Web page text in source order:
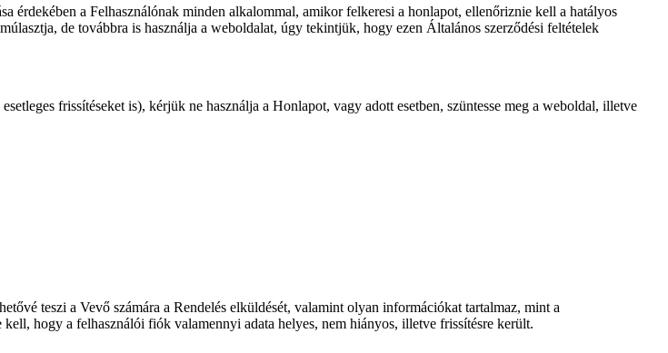
érdekében a Felhasználónak minden alkalommal, amikor felkeresi a honlapot, ellenőriznie kell a hatályos
de továbbra is használja a weboldalat, úgy tekintjük, hogy ezen Általános szerződési feltételek
frissítéseket is), kérjük ne használja a Honlapot, vagy adott esetben, szüntesse meg a weboldal, illetve
teszi a Vevő számára a Rendelés elküldését, valamint olyan információkat tartalmaz, mint a
hogy a felhasználói fiók valamennyi adata helyes, nem hiányos, illetve frissítésre került.